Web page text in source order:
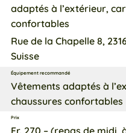
adaptés à l’extérieur,
confortables
Rue de la Chapelle 8,
Suisse
Équipement recommandé
Vêtements adaptés à
chaussures confortables
Prix